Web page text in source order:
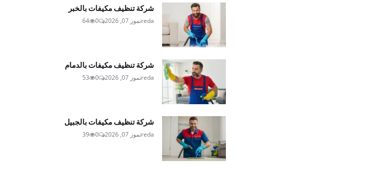
شركة تنظيف مكيفات بالخبر
redaتموز 07, 2026 0
64
شركة تنظيف مكيفات بالدمام
redaتموز 07, 2026 0
53
شركة تنظيف مكيفات بالجبيل
redaتموز 07, 2026 0
39